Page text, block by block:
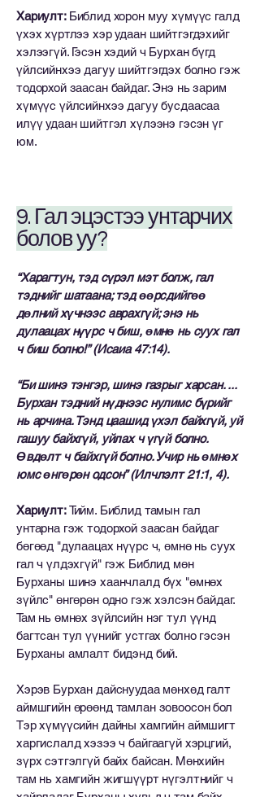
Хариулт: Библид хорон муу хүмүүс галд
үхэх хүртлээ хэр удаан шийтгэгдэхийг
хэлээгүй. Гэсэн хэдий ч Бурхан бүгд
үйлсийнхээ дагуу шийтгэгдэх болно гэж
тодорхой заасан байдаг. Энэ нь зарим
хүмүүс үйлсийнхээ дагуу бусдаасаа
илүү удаан шийтгэл хүлээнэ гэсэн үг
юм.
9. Гал эцэстээ унтарчих
болов уу?
“Харагтун, тэд сүрэл мэт болж, гал
тэднийг шатаана; тэд өөрсдийгөө
дөлний хүчнээс аврахгүй; энэ нь
дулаацах нүүрс ч биш, өмнө нь суух гал
ч биш болно!” (Исаиа 47:14).
“Би шинэ тэнгэр, шинэ газрыг харсан. ...
Бурхан тэдний нүднээс нулимс бүрийг
нь арчина. Тэнд цаашид үхэл байхгүй, уй
гашуу байхгүй, уйлах ч үгүй ​​болно.
Өвдөлт ч байхгүй болно. Учир нь өмнөх
юмс өнгөрөн одсон” (Илчлэлт 21:1, 4).
Хариулт:Тийм. Библид тамын гал
унтарна гэж тодорхой заасан байдаг
бөгөөд "дулаацах нүүрс ч, өмнө нь суух
гал ч үлдэхгүй" гэж Библид мөн
Бурханы шинэ хаанчлалд бүх "өмнөх
зүйлс" өнгөрөн одно гэж хэлсэн байдаг.
Там нь өмнөх зүйлсийн нэг тул үүнд
багтсан тул үүнийг устгах болно гэсэн
Бурханы амлалт бидэнд бий.
Хэрэв Бурхан дайснуудаа мөнхөд галт
аймшгийн өрөөнд тамлан зовоосон бол
Тэр хүмүүсийн дайны хамгийн аймшигт
харгислалд хэзээ ч байгаагүй хэрцгий,
зүрх сэтгэлгүй байх байсан. Мөнхийн
там нь хамгийн жигшүүрт нүгэлтнийг ч